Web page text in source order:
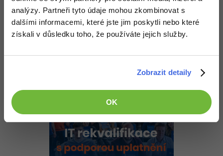
analýzy. Partneři tyto údaje mohou zkombinovat s
dalšími informacemi, které jste jim poskytli nebo které
získali v důsledku toho, že používáte jejich služby.
Zobrazit detaily
OK
Ako sa pripajas v Total comanderi tak musis odskrtnut policko
ten email a nepôjde ti to takze to policko nesmies mat zaskrtnute.